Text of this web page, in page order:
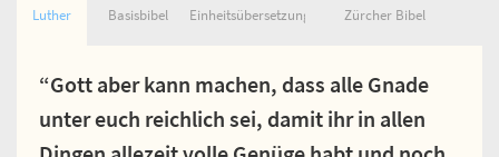
Luther Basisbibel Einheitsübersetzung Zürcher Bibel
“Gott aber kann machen, dass alle Gnade
unter euch reichlich sei, damit ihr in allen